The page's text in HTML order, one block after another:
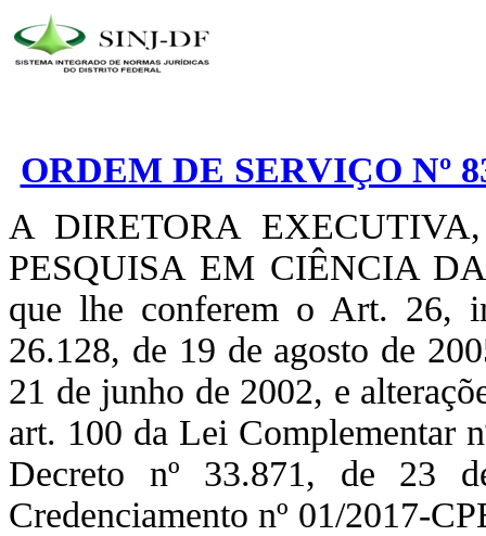
ORDEM DE SERVIÇO Nº
A DIRETORA
PESQUISA EM CIÊNCIA
que lhe conferem o Art. 26,
26.128, de 19 de agosto de
21 de junho de 2002, e
art. 100 da Lei Complementar
Decreto nº 33.871, de 23
Credenciamento nº 01/2017-